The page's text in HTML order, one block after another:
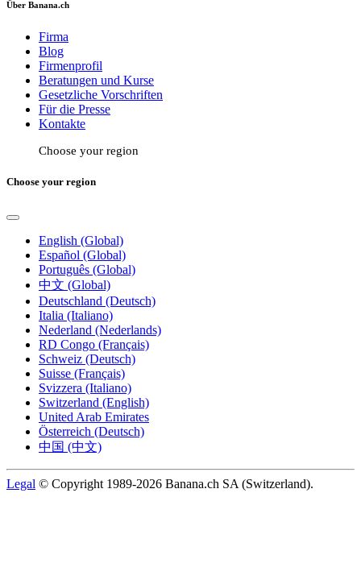
Über Banana.ch
Firma
Blog
Firmenprofil
Beratungen und Kurse
Gesetzliche Vorschriften
Für die Presse
Kontakte
Choose your region
Choose your region
English (Global)
Español (Global)
Português (Global)
中文 (Global)
Deutschland (Deutsch)
Italia (Italiano)
Nederland (Nederlands)
RD Congo (Français)
Schweiz (Deutsch)
Suisse (Français)
Svizzera (Italiano)
Switzerland (English)
United Arab Emirates
Österreich (Deutsch)
中国 (中文)
Legal © Copyright 1989-2026 Banana.ch SA (Switzerland).